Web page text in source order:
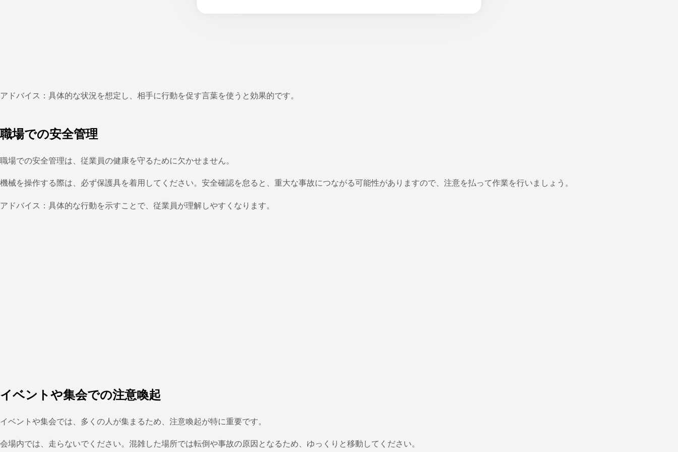
アドバイス：具体的な状況を想定し、相手に行動を促す言葉を使うと効果的です。
職場での安全管理
職場での安全管理は、従業員の健康を守るために欠かせません。
機械を操作する際は、必ず保護具を着用してください。安全確認を怠ると、重大な事故につながる可能性がありますので、注意を払って作業を行いましょう。
アドバイス：具体的な行動を示すことで、従業員が理解しやすくなります。
イベントや集会での注意喚起
イベントや集会では、多くの人が集まるため、注意喚起が特に重要です。
会場内では、走らないでください。混雑した場所では転倒や事故の原因となるため、ゆっくりと移動してください。